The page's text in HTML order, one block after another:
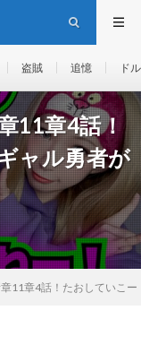
盗賊 追憶 ド
11章4話！
ャル勇者が
章11章4話！たおしていこ